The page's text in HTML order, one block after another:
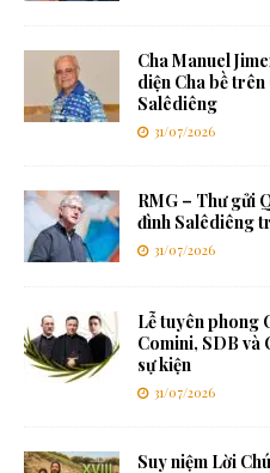
Cha Manuel
diện Cha bề
Salêdiêng
31/07/2026
RMG – Thư gửi
đình Salêdiêng
31/07/2026
Lễ tuyên phong
Comini, SDB và
sự kiện
31/07/2026
Suy niệm Lời